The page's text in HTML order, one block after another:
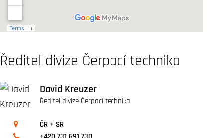
Ředitel divize Čerpací technika
David Kreuzer
Ředitel divize Čerpací technika
ČR + SR
+420 731 691 730